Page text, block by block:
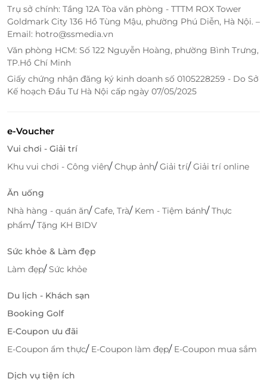
Quy trình đặt mua nhanh chóng, dễ thao tác
Giá ưu đãi giúp tiết kiệm chi phí cho chuyến đi
gia đình
Hỗ trợ khách hàng trong suốt quá trình sử dụng
voucher
Liên tục cập nhật nhiều ưu đãi du lịch hấp dẫn
dưỡng yên bình, tiện nghi và vị trí thuận lợi để khám
phá trọn vẹn vùng đất cố đô. Đặt voucher ngay qua
thư thái và đáng nhớ cùng những người thân yêu.
Trụ sở chính: Tầng 12A Tòa văn phòng - TTTM ROX Tower
Goldmark City 136 Hồ Tùng Mậu, phường Phú Diễn, Hà Nội. –
Email: hotro@ssmedia.vn
Văn phòng HCM: Số 122 Nguyễn Hoàng, phường Bình Trưng,
TP.Hồ Chí Minh
Giấy chứng nhận đăng ký kinh doanh số 0105228259 - Do Sở
Kế hoạch Đầu Tư Hà Nội cấp ngày 07/05/2025
e-Voucher
Vui chơi - Giải trí
Khu vui chơi - Công viên/Chụp ảnh/Giải trí/Giải trí online
Ăn uống
Nhà hàng - quán ăn/Cafe, Trà/ Kem - Tiệm bánh/Thực
phẩm/Tặng KH BIDV
Sức khỏe & Làm đẹp
Làm đẹp/Sức khỏe
Du lịch - Khách sạn
Booking Golf
E-Coupon ưu đãi
E-Coupon ẩm thực/ E-Coupon làm đẹp/ E-Coupon mua sắm
Dịch vụ tiện ích